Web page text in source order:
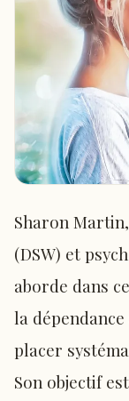
Sharon
(DSW) et
aborde dans
la dépendance
placer
Son objectif